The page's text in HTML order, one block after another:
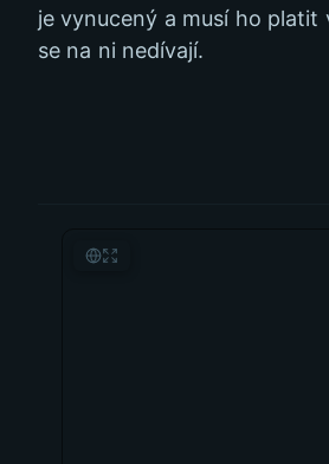
je vynucený a musí ho platit
se na ni nedívají.